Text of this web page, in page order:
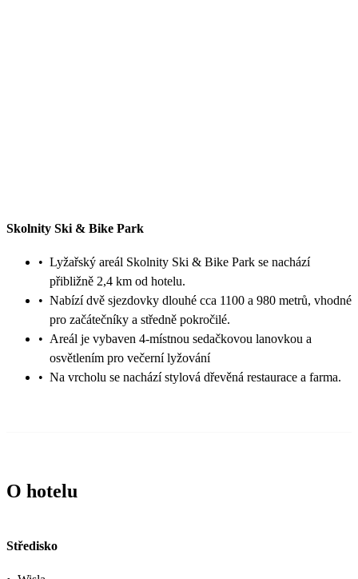
Skolnity Ski & Bike Park
• Lyžařský areál Skolnity Ski & Bike Park se nachází
přibližně 2,4 km od hotelu.
• Nabízí dvě sjezdovky dlouhé cca 1100 a 980 metrů, vhodné
pro začátečníky a středně pokročilé.
• Areál je vybaven 4‑místnou sedačkovou lanovkou a
osvětlením pro večerní lyžování
• Na vrcholu se nachází stylová dřevěná restaurace a farma.
O hotelu
Středisko